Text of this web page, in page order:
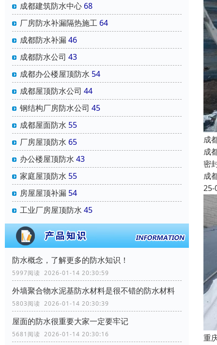
成都建筑防水中心 68
厂房防水补漏隔热施工 64
成都防水补漏46
成都防水公司 43
成都办公楼屋顶防水 54
成都屋顶防水公司 44
钢结构厂房防水公司 45
成都屋面防水 55
厂房屋顶防水 65
办公楼屋顶防水 43
家庭屋顶防水 55
房屋屋顶补漏 54
工业厂房屋顶防水 45
防水概念，了解更多的防水知识！
5997阅读 2026-01-14 20:30:59
外墙聚合物水泥基防水材料是很不错的防水材料
5803阅读 2026-01-14 20:30:39
屋面的防水很重要大家一定要牢记
5681阅读 2026-01-14 20:30:16
成
成
密
成
25-
重